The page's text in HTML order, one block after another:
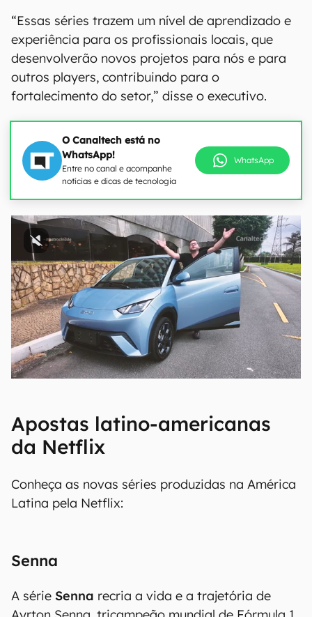
“Essas séries trazem um nível de aprendizado e
experiência para os profissionais locais, que
desenvolverão novos projetos para nós e para
outros players, contribuindo para o
fortalecimento do setor,” disse o executivo.
O Canaltech está no
WhatsApp!
Entre no canal e acompanhe
notícias e dicas de tecnologia
WhatsApp
Apostas latino-americanas
da Netflix
Conheça as novas séries produzidas na América
Latina pela Netflix:
Senna
A série Senna recria a vida e a trajetória de